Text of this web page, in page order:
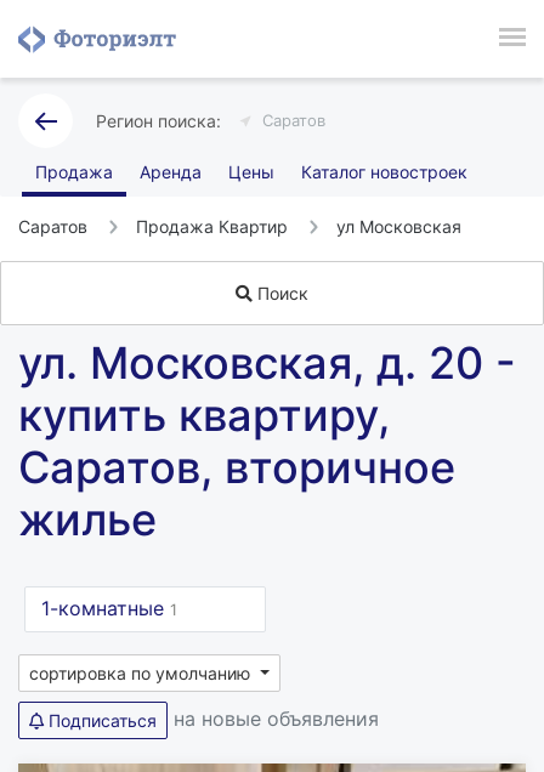
Саратов
Продажа Аренда Цены Каталог новостроек
Саратов Продажа Квартир ул Московская
Поиск
ул. Московская, д. 20 -
купить квартиру,
Саратов, вторичное
жилье
1-комнатные 1
сортировка по умолчанию
Подписаться на новые объявления